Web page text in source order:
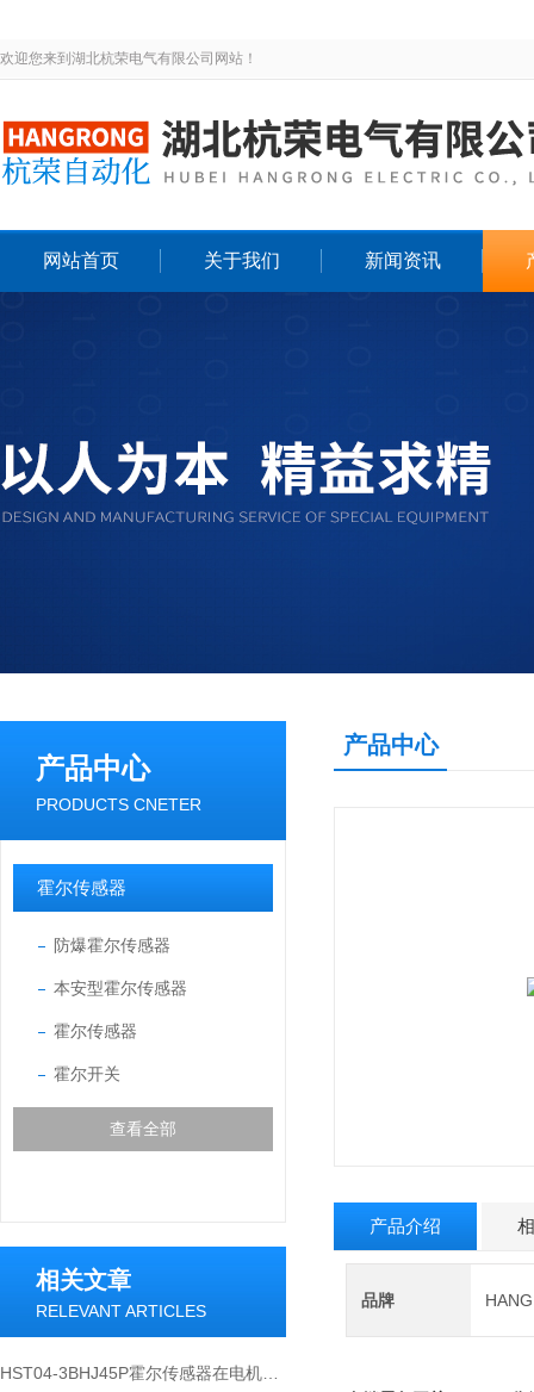
欢迎您来到湖北杭荣电气有限公司网站！
网站首页 关于我们 新闻资讯
产品中心
PRODUCTS CNETER
霍尔传感器
防爆霍尔传感器
本安型霍尔传感器
霍尔传感器
霍尔开关
查看全部
相关文章
RELEVANT ARTICLES
产品中心
产品介绍
品牌